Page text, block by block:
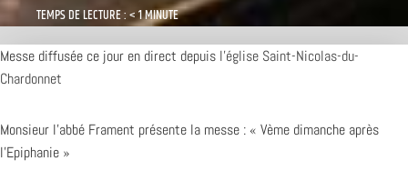
TEMPS DE LECTURE : < 1 MINUTE
Messe diffusée ce jour en direct depuis l’église Saint-Nicolas-du-
Chardonnet
Monsieur l’abbé Frament présente la messe : « Vème dimanche après
l’Epiphanie »